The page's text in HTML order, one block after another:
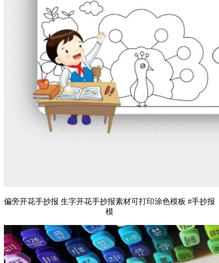
偏旁开花手抄报 生字开花手抄报素材可打印涂色模板 #手抄报
模